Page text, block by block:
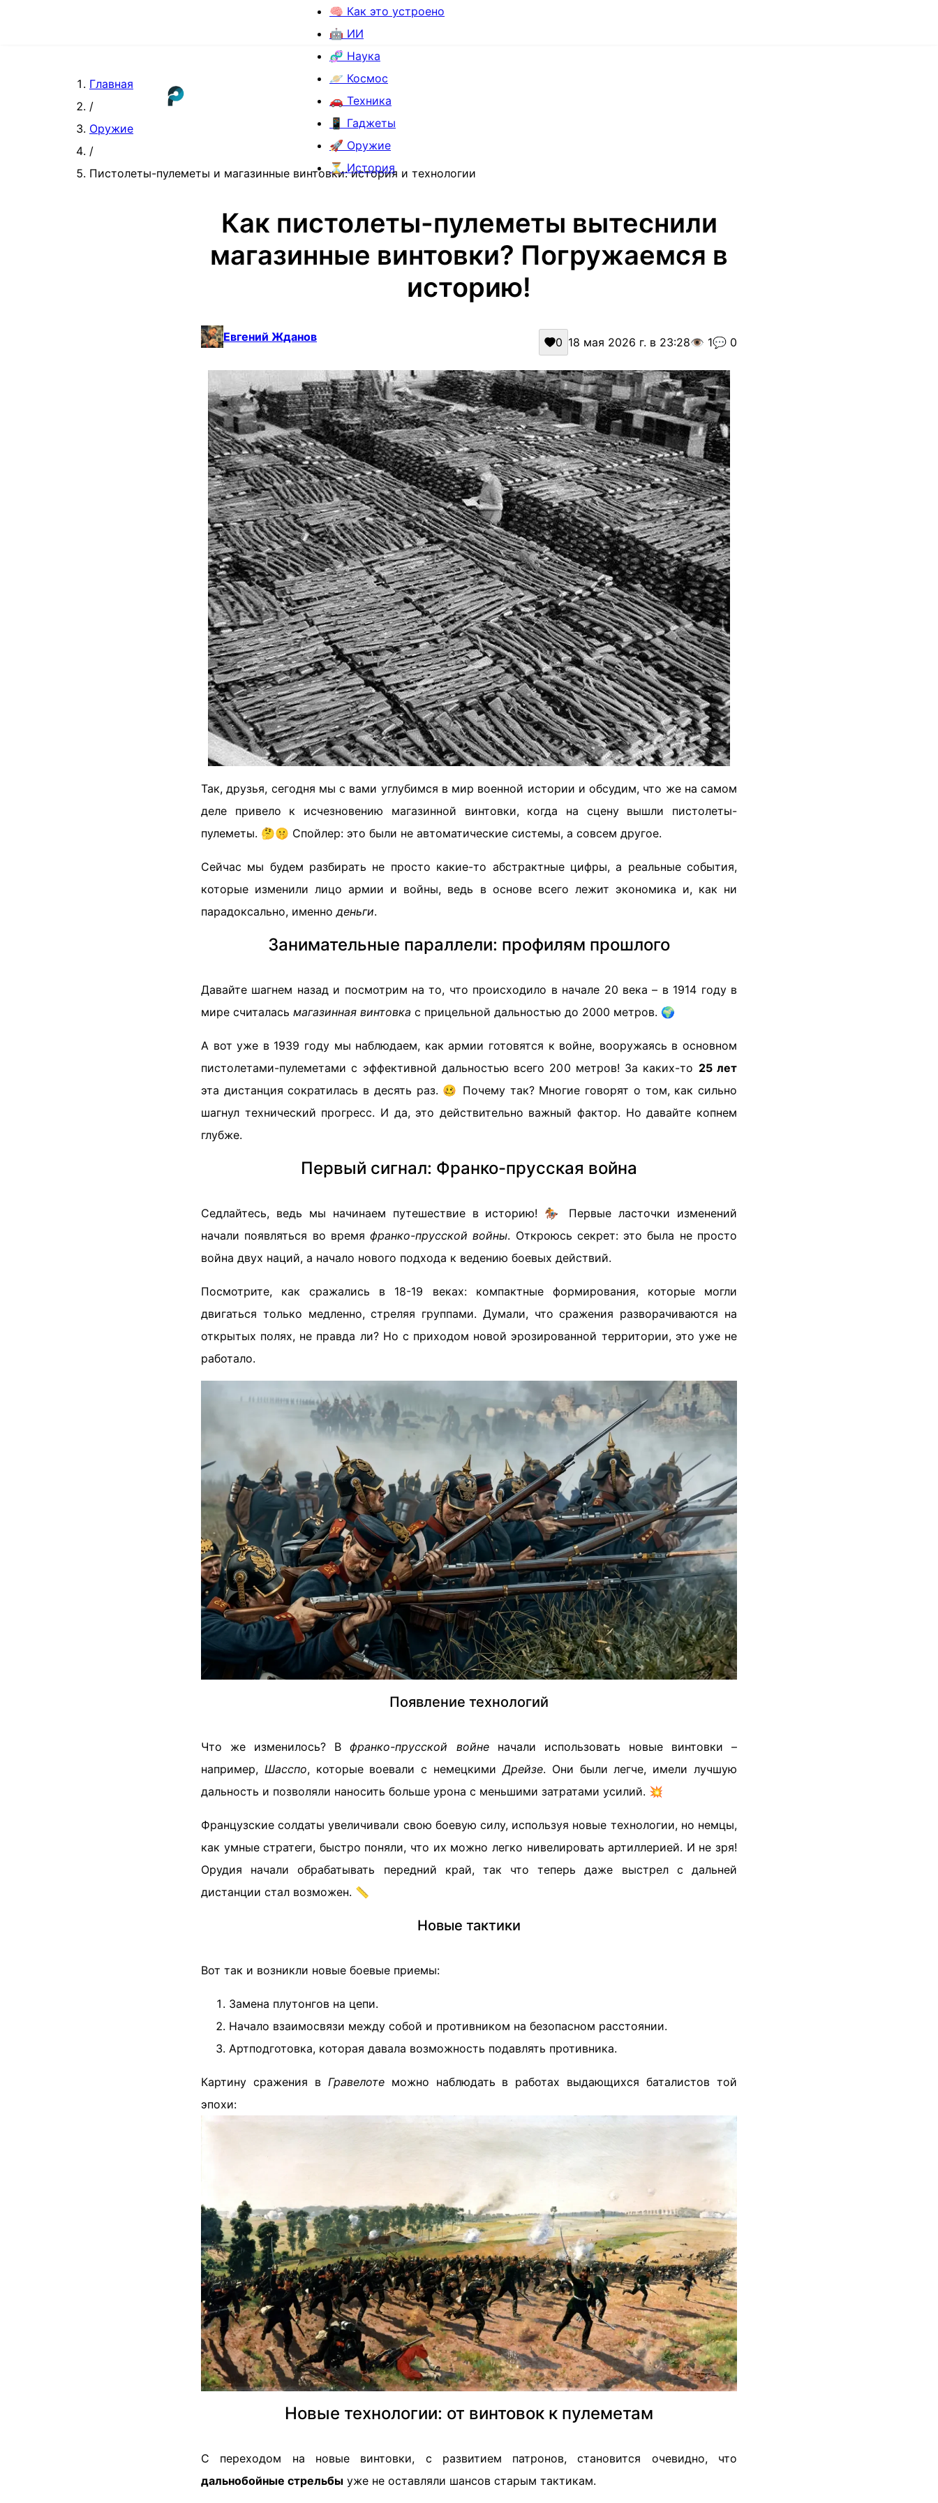
🧠 Как это устроено
🤖 ИИ
🧬 Наука
🪐 Космос
🚗 Техника
📱 Гаджеты
🚀 Оружие
⏳ История
Главная
/
Оружие
/
Пистолеты-пулеметы и магазинные винтовки: история и технологии
Как пистолеты-пулеметы вытеснили
магазинные винтовки? Погружаемся в
историю!
Евгений Жданов 0 18 мая 2026 г. в 23:28👁️ 1💬 0
Так, друзья, сегодня мы с вами углубимся в мир военной истории и обсудим, что же на самом
деле привело к исчезновению магазинной винтовки, когда на сцену вышли пистолеты-
пулеметы. 🤔🤫 Спойлер: это были не автоматические системы, а совсем другое.
Сейчас мы будем разбирать не просто какие-то абстрактные цифры, а реальные события,
которые изменили лицо армии и войны, ведь в основе всего лежит экономика и, как ни
парадоксально, именноденьги.
Занимательные параллели: профилям прошлого
Давайте шагнем назад и посмотрим на то, что происходило в начале 20 века – в 1914 году в
мире считалась магазинная винтовка с прицельной дальностью до 2000 метров. 🌍
А вот уже в 1939 году мы наблюдаем, как армии готовятся к войне, вооружаясь в основном
пистолетами-пулеметами с эффективной дальностью всего 200 метров! За каких-то 25 лет
эта дистанция сократилась в десять раз. 🥴 Почему так? Многие говорят о том, как сильно
шагнул технический прогресс. И да, это действительно важный фактор. Но давайте копнем
глубже.
Первый сигнал: Франко-прусская война
Седлайтесь, ведь мы начинаем путешествие в историю! 🏇 Первые ласточки изменений
начали появляться во времяфранко-прусской войны. Откроюсь секрет: это была не просто
война двух наций, а начало нового подхода к ведению боевых действий.
Посмотрите, как сражались в 18-19 веках: компактные формирования, которые могли
двигаться только медленно, стреляя группами. Думали, что сражения разворачиваются на
открытых полях, не правда ли? Но с приходом новой эрозированной территории, это уже не
работало.
Появление технологий
Что же изменилось? Вфранко-прусской войненачали использовать новые винтовки –
например, Шасспо, которые воевали с немецкимиДрейзе. Они были легче, имели лучшую
дальность и позволяли наносить больше урона с меньшими затратами усилий. 💥
Французские солдаты увеличивали свою боевую силу, используя новые технологии, но немцы,
как умные стратеги, быстро поняли, что их можно легко нивелировать артиллерией. И не зря!
Орудия начали обрабатывать передний край, так что теперь даже выстрел с дальней
дистанции стал возможен. 📏
Новые тактики
Вот так и возникли новые боевые приемы:
Замена плутонгов на цепи.
Начало взаимосвязи между собой и противником на безопасном расстоянии.
Артподготовка, которая давала возможность подавлять противника.
Картину сражения в Гравелотеможно наблюдать в работах выдающихся баталистов той
эпохи:
Новые технологии: от винтовок к пулеметам
С переходом на новые винтовки, с развитием патронов, становится очевидно, что
дальнобойные стрельбы уже не оставляли шансов старым тактикам.